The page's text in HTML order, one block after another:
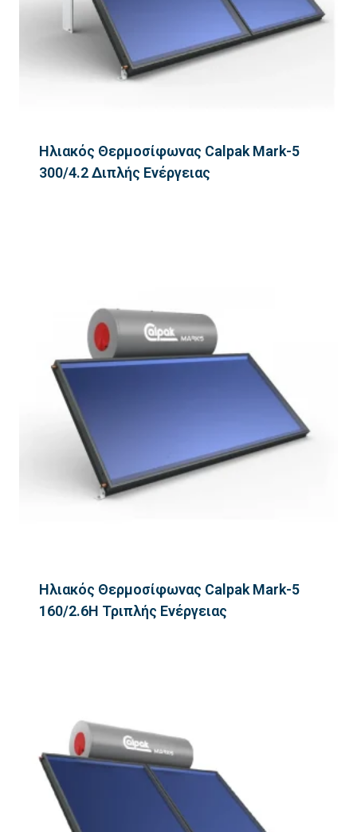
Ηλιακός Θερμοσίφωνας Calpak Mark-5
300/4.2 Διπλής Ενέργειας
Ηλιακός Θερμοσίφωνας Calpak Mark-5
160/2.6H Τριπλής Ενέργειας